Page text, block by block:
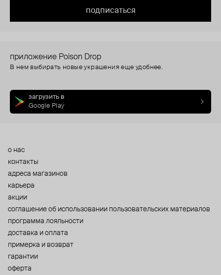
подписаться
приложение Poison Drop
В нем выбирать новые украшения еще удобнее.
загрузить в
Google Play
о нас
контакты
адреса магазинов
карьера
акции
cоглашение об использовании пользовательских материалов
программа лояльности
доставка и оплата
примерка и возврат
гарантии
оферта